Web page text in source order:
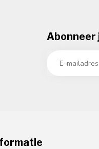
Abonneer